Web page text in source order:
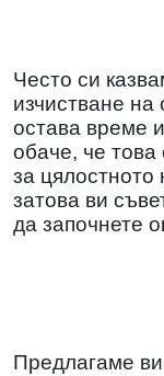
Често си
изчистване
остава време
обаче, че
за цялостното
затова ви
да започнете
Предлагаме